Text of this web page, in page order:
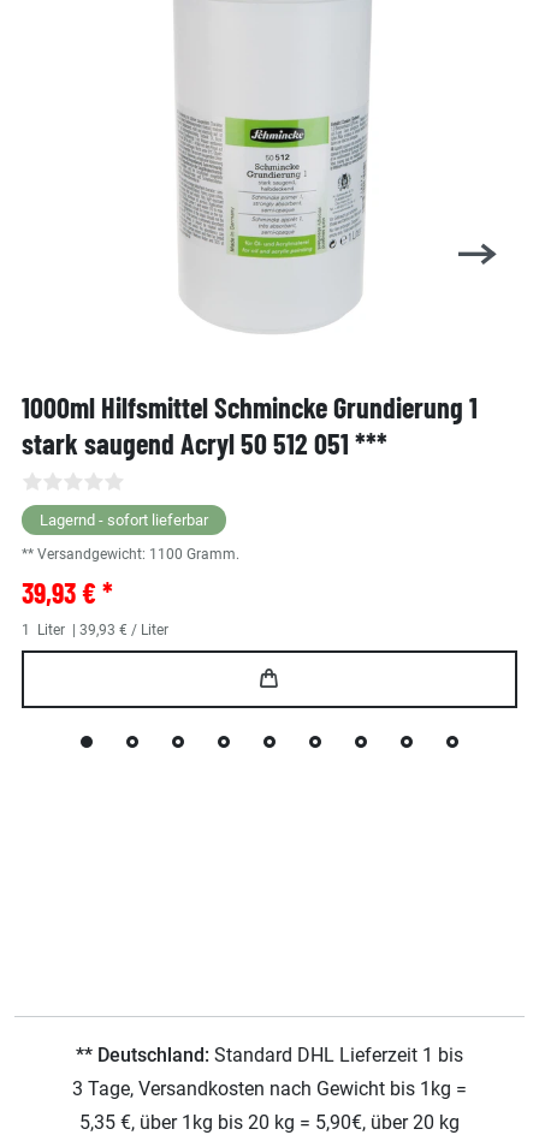
1000ml Hilfsmittel Schmincke Grundierung 1
stark saugend Acryl 50 512 051 ***
Lagernd - sofort lieferbar
** Versandgewicht: 1100 Gramm.
39,93 € *
1 Liter | 39,93 € / Liter
** Deutschland: Standard DHL Lieferzeit 1 bis
3 Tage, Versandkosten nach Gewicht bis 1kg =
5,35 €, über 1kg bis 20 kg = 5,90€, über 20 kg